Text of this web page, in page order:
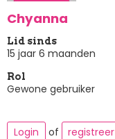
Chyanna
Lid sinds
15 jaar 6 maanden
Rol
Gewone gebruiker
Login
of registreer